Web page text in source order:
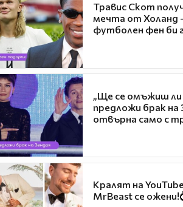
Травис Скот
мечта от Холанд
футболен фен би
„Ще се омъжиш ли
предложи брак на
отвърна само с
Кралят на
MrBeast се